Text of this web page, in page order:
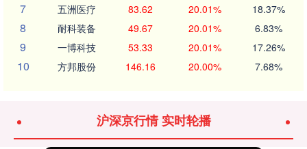
7 五洲医疗 83.62 20.01% 18.37%
8 耐科装备 49.67 20.01% 6.83%
9 一博科技 53.33 20.01% 17.26%
10 方邦股份 146.16 20.00% 7.68%
沪深京行情 实时轮播